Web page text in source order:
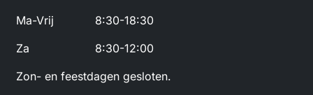
Ma-Vrij
8:30-18:30
Za
8:30-12:00
Zon- en feestdagen gesloten.